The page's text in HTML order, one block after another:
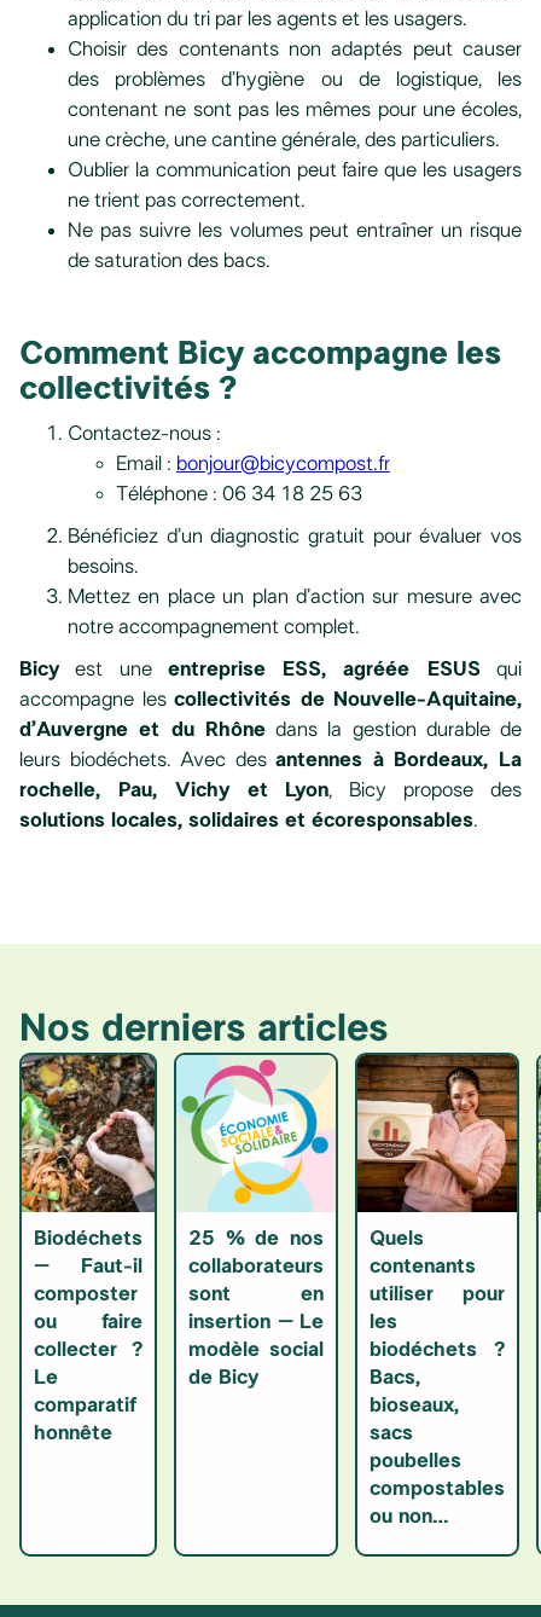
application du tri par les agents et les usagers.
Choisir des contenants non adaptés peut causer
des problèmes d’hygiène ou de logistique, les
contenant ne sont pas les mêmes pour une écoles,
une crèche, une cantine générale, des particuliers.
Oublier la communication peut faire que les usagers
ne trient pas correctement.
Ne pas suivre les volumes peut entraîner un risque
de saturation des bacs.
Comment Bicy accompagne les
collectivités ?
Contactez-nous :
Email : bonjour@bicycompost.fr
Téléphone : 06 34 18 25 63
Bénéficiez d’un diagnostic gratuit pour évaluer vos
besoins.
Mettez en place un plan d’action sur mesure avec
notre accompagnement complet.
Bicyest une entreprise ESS, agréée ESUSqui
accompagne les collectivités de Nouvelle-Aquitaine,
d’Auvergne et du Rhônedans la gestion durable de
leurs biodéchets. Avec desantennes à Bordeaux, La
rochelle, Pau, Vichy et Lyon, Bicy propose des
solutions locales, solidaires et écoresponsables.
Nos derniers articles
Biodéchets
– Faut-il
composter
ou faire
collecter ?
Le
comparatif
honnête
25 % de nos
collaborateurs
sont en
insertion – Le
modèle social
de Bicy
Quels
contenants
utiliser pour
les
biodéchets ?
Bacs,
bioseaux,
sacs
poubelles
compostables
ou non…